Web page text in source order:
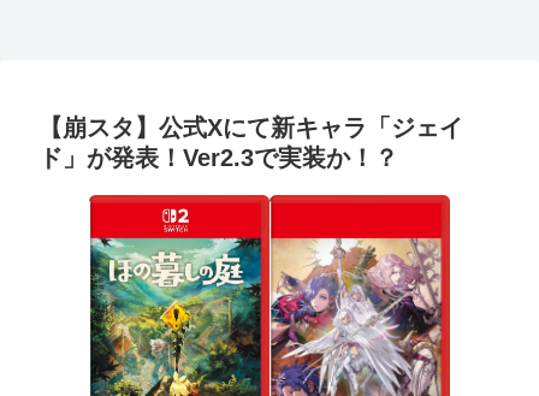
【崩スタ】公式Xにて新キャラ「ジェイ
ド」が発表！Ver2.3で実装か！？